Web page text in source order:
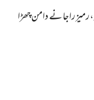
رمیز راجا نے دامن چھڑا